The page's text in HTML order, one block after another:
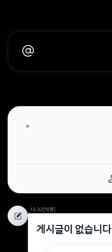
15:32[익명]
게시글이 없습니다